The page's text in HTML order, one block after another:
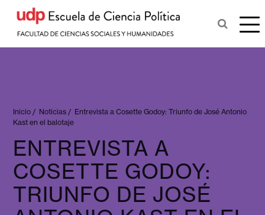
Inicio / Noticias / Entrevista a Cosette Godoy: Triunfo de José Antonio
Kast en el balotaje
ENTREVISTA A
COSETTE GODOY:
TRIUNFO DE JOSÉ